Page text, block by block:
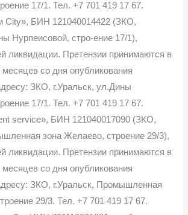
17/1. Тел. +7 701 419 17 67.
City», БИН 121040014422 (ЗКО,
Нурпеисовой, стро-ение 17/1),
ликвидации. Претензии принимаются в
со дня опубликования
ЗКО, г.Уральск, ул.Дины
17/1. Тел. +7 701 419 17 67.
service», БИН 121040017090 (ЗКО,
зона Желаево, строение 29/3),
ликвидации. Претензии принимаются в
со дня опубликования
ЗКО, г.Уральск, Промышленная
29/3. Тел. +7 701 419 17 67.